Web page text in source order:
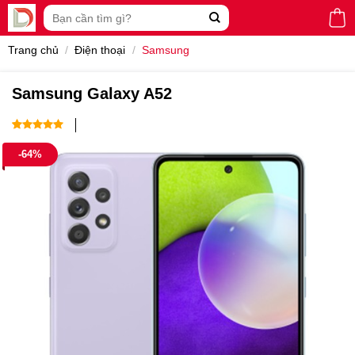
Skip
Tìm
kiếm:
Trang chủ / Điện thoại / Samsung
Samsung Galaxy A52
5.00trên 5
dựa trên
1
đánh giá
-64%